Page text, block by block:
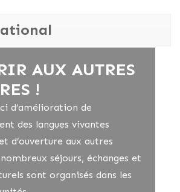
AUX AUTRES
!
d’amélioration de
des langues vivantes
d’ouverture aux autres
séjours, échanges et
sont organisés dans les